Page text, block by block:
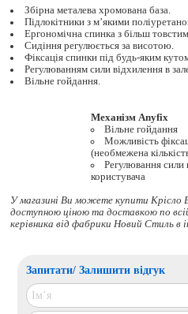
Збірна металева хромована база.
Підлокітники з м’якими
Ергономічна спинка з більш
Сидіння регулюється за висотою.
Фіксація спинки під будь-яким
Регулюванням сили відхилення в
Вільне гойдання.
Механізм Anyfix
Вільне гойдання
Можливість
(необмежена
Регулювання сили
користувача
У магазині Ви можете купити Крісло
доступною ціною та доставкою по
керівникавід фабрики Новий Стиль в
Запитати/ Залишити відгук